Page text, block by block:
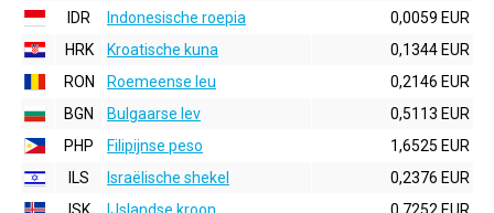
IDR
Indonesische roepia
0,0059 EUR
HRK
Kroatische kuna
0,1344 EUR
RON
Roemeense leu
0,2146 EUR
BGN
Bulgaarse lev
0,5113 EUR
PHP
Filipijnse peso
1,6525 EUR
ILS
Israëlische shekel
0,2376 EUR